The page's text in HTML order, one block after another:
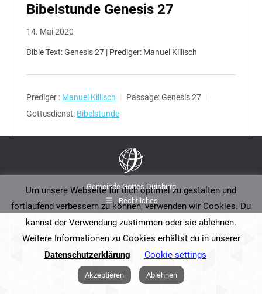
Bibelstunde Genesis 27
14. Mai 2020
Bible Text: Genesis 27 | Prediger: Manuel Killisch
Prediger : Manuel Killisch Passage:Genesis 27
Gottesdienst: Bibelstunde
Gemeinde Gottes Duisburg
Rechtliches
Um unsere Webseite für dich optimal zu gestalten und
fortlaufend verbessern zu können, verwenden wir Cookies. Du
kannst der Verwendung zustimmen oder sie ablehnen.
Weitere Informationen zu Cookies erhältst du in unserer
Datenschutzerklärung
Cookie settings
Akzeptieren Ablehnen